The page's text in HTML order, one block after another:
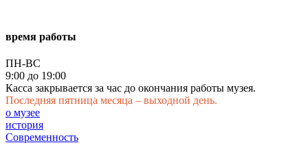
время работы
ПН-ВС
9:00 до 19:00
Касса закрывается за час до окончания работы музея.
Последняя пятница месяца – выходной день.
о музее
история
Современность